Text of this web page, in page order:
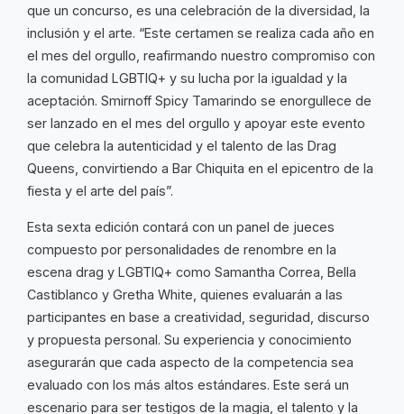
que un concurso, es una celebración de la diversidad, la
inclusión y el arte. “Este certamen se realiza cada año en
el mes del orgullo, reafirmando nuestro compromiso con
la comunidad LGBTIQ+ y su lucha por la igualdad y la
aceptación. Smirnoff Spicy Tamarindo se enorgullece de
ser lanzado en el mes del orgullo y apoyar este evento
que celebra la autenticidad y el talento de las Drag
Queens, convirtiendo a Bar Chiquita en el epicentro de la
fiesta y el arte del país”.
Esta sexta edición contará con un panel de jueces
compuesto por personalidades de renombre en la
escena drag y LGBTIQ+ como Samantha Correa, Bella
Castiblanco y Gretha White, quienes evaluarán a las
participantes en base a creatividad, seguridad, discurso
y propuesta personal. Su experiencia y conocimiento
asegurarán que cada aspecto de la competencia sea
evaluado con los más altos estándares. Este será un
escenario para ser testigos de la magia, el talento y la